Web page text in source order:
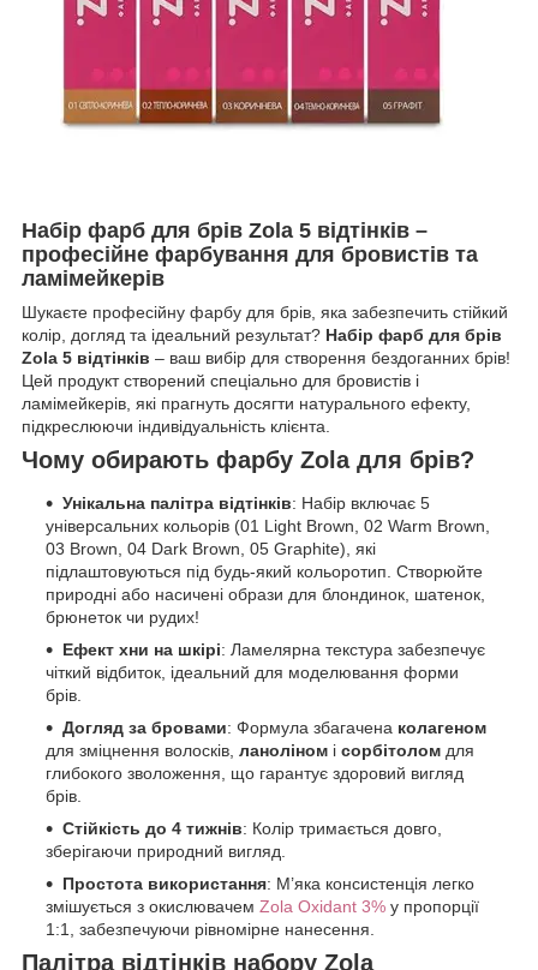
Набір фарб для брів Zola 5 відтінків –
професійне фарбування для бровистів та
ламімейкерів
Шукаєте професійну фарбу для брів, яка забезпечить стійкий
колір, догляд та ідеальний результат? Набір фарб для брів
Zola 5 відтінків – ваш вибір для створення бездоганних брів!
Цей продукт створений спеціально для бровистів і
ламімейкерів, які прагнуть досягти натурального ефекту,
підкреслюючи індивідуальність клієнта.
Чому обирають фарбу Zola для брів?
Унікальна палітра відтінків: Набір включає 5
універсальних кольорів (01 Light Brown, 02 Warm Brown,
03 Brown, 04 Dark Brown, 05 Graphite), які
підлаштовуються під будь-який кольоротип. Створюйте
природні або насичені образи для блондинок, шатенок,
брюнеток чи рудих!
Ефект хни на шкірі: Ламелярна текстура забезпечує
чіткий відбиток, ідеальний для моделювання форми
брів.
Догляд за бровами: Формула збагачена колагеном
для зміцнення волосків, ланоліном і сорбітолом для
глибокого зволоження, що гарантує здоровий вигляд
брів.
Стійкість до 4 тижнів: Колір тримається довго,
зберігаючи природний вигляд.
Простота використання: М’яка консистенція легко
змішується з окислювачем Zola Oxidant 3% у пропорції
1:1, забезпечуючи рівномірне нанесення.
Палітра відтінків набору Zola